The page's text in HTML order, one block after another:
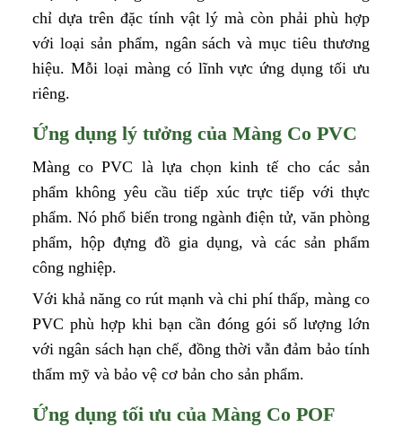
chỉ dựa trên đặc tính vật lý mà còn phải phù hợp
với loại sản phẩm, ngân sách và mục tiêu thương
hiệu. Mỗi loại màng có lĩnh vực ứng dụng tối ưu
riêng.
Ứng dụng lý tưởng của Màng Co PVC
Màng co PVC là lựa chọn kinh tế cho các sản
phẩm không yêu cầu tiếp xúc trực tiếp với thực
phẩm. Nó phổ biến trong ngành điện tử, văn phòng
phẩm, hộp đựng đồ gia dụng, và các sản phẩm
công nghiệp.
Với khả năng co rút mạnh và chi phí thấp, màng co
PVC phù hợp khi bạn cần đóng gói số lượng lớn
với ngân sách hạn chế, đồng thời vẫn đảm bảo tính
thẩm mỹ và bảo vệ cơ bản cho sản phẩm.
Ứng dụng tối ưu của Màng Co POF